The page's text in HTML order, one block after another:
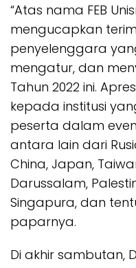
“Atas nama FEB
mengucapkan
penyelenggara
mengatur, dan
Tahun 2022 ini.
kepada institusi
peserta dalam
antara lain dari
China, Japan,
Darussalam,
Singapura, dan
paparnya.
Di akhir sambutan,